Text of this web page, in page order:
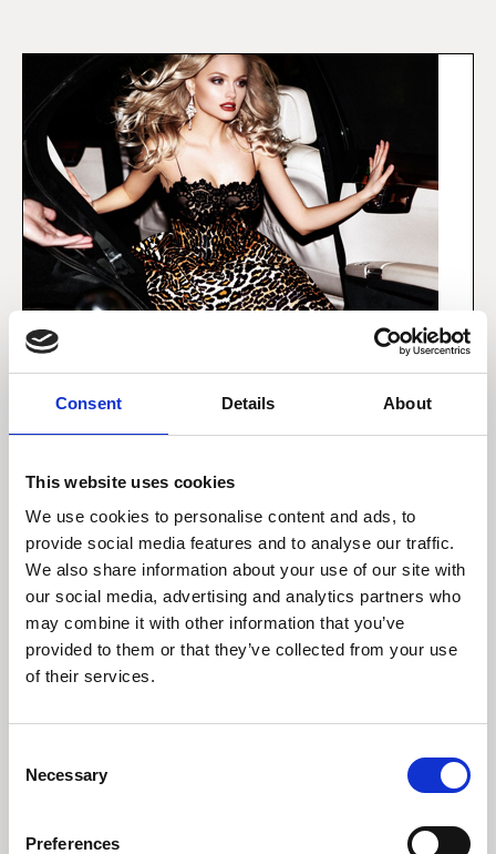
Consent Details About
This website uses cookies
We use cookies to personalise content and ads, to
provide social media features and to analyse our traffic.
We also share information about your use of our site with
our social media, advertising and analytics partners who
may combine it with other information that you’ve
provided to them or that they’ve collected from your use
of their services.
Selection
Necessary
Preferences
Luksusmarkedets
storslåethed
I 2022 var det globale økonomiske landskab
domineret af energikrise, krig i Ukraine, inflation
og høje fødevarepriser. Dette skabte store fald
på obligations- og aktiemarkederne, men trods
dette var forbruget af luksusvarer
bemærkelsesværdigt modstandsdygtigt.